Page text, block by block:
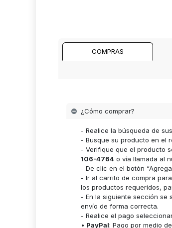
COMPRAS
¿Cómo comprar?
- Realice la búsqueda de
- Busque su producto en el
- Verifique que el producto
106-4764 o vía llamada al
- De clic en el botón
- Ir al carrito de compra
los productos requeridos,
- En la siguiente sección se
envío de forma correcta.
- Realice el pago
• PayPal: Pago por medio